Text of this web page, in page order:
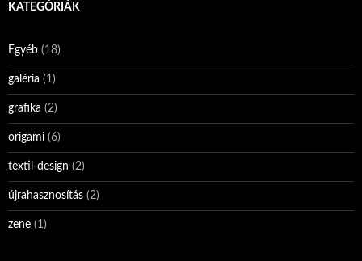
KATEGÓRIÁK
Egyéb (18)
galéria (1)
grafika (2)
origami (6)
textil-design (2)
újrahasznosítás (2)
zene (1)